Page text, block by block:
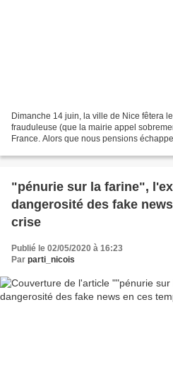
Dimanche 14 juin, la ville de Nice fêtera
frauduleuse (que la mairie appel
France. Alors que nous pensions
"pénurie sur la farine",
dangerosité des fake
crise
Publié le 02/05/2020 à 16:23
Par parti_nicois